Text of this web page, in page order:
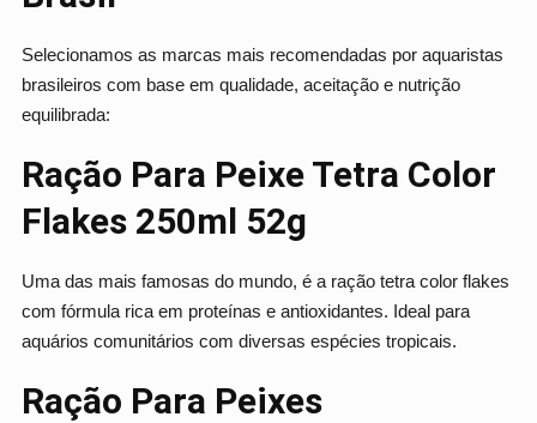
Selecionamos as marcas mais recomendadas por aquaristas
brasileiros com base em qualidade, aceitação e nutrição
equilibrada:
Ração Para Peixe Tetra Color
Flakes 250ml 52g
Uma das mais famosas do mundo, é a ração tetra color flakes
com fórmula rica em proteínas e antioxidantes. Ideal para
aquários comunitários com diversas espécies tropicais.
Ração Para Peixes